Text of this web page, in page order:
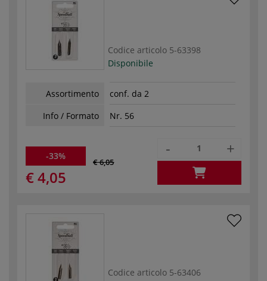
Codice articolo 5-63398
Disponibile
Assortimento
conf. da 2
Info / Formato
Nr. 56
-33%
€ 6,05
€ 4,05
- +
Codice articolo 5-63406